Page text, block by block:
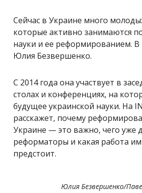
Сейчас в Украине много
которые активно занимаются
науки и ее реформированием. В
Юлия Безвершенко.
С 2014 года она участвует в
столах и конференциях, на
будущее украинской науки. На
расскажет, почему
Украине — это важно, чего уже
реформаторы и какая работа
предстоит.
Юлия Безвершенко/